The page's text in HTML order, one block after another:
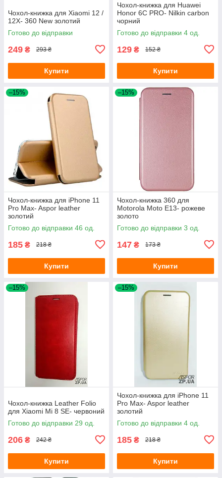
Чохол-книжка для Xiaomi 12 /
12X- 360 New золотий
Готово до відправки
249 ₴ 293 ₴
Купити
Чохол-книжка для Huawei
Honor 6C PRO- Nilkin carbon
чорний
Готово до відправки 4 од.
129 ₴ 152 ₴
Купити
–15%
Чохол-книжка для iPhone 11
Pro Max- Aspor leather
золотий
Готово до відправки 46 од.
185 ₴ 218 ₴
Купити
–15%
Чохол-книжка 360 для
Motorola Moto E13- рожеве
золото
Готово до відправки 3 од.
147 ₴ 173 ₴
Купити
–15%
Чохол-книжка Leather Folio
для Xiaomi Mi 8 SE- червоний
Готово до відправки 29 од.
206 ₴ 242 ₴
Купити
–15%
Чохол-книжка для iPhone 11
Pro Max- Aspor leather
золотий
Готово до відправки 4 од.
185 ₴ 218 ₴
Купити